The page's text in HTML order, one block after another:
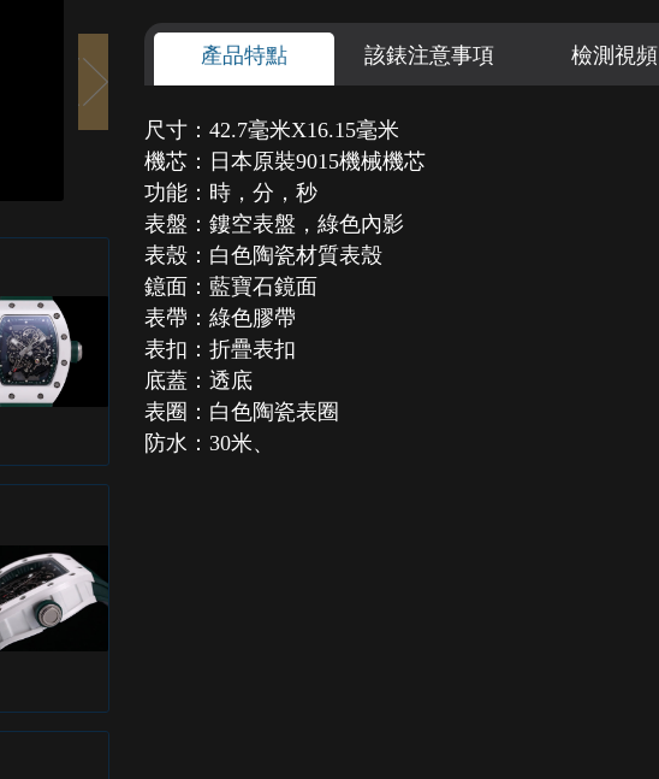
2 3 4 5
產品特點 該錶注意事項 檢測視頻
尺寸：42.7毫米X16.15毫米
機芯：日本原裝9015機械機芯
功能：時，分，秒
表盤：鏤空表盤，綠色內影
表殼：白色陶瓷材質表殼
鐿面：藍寶石鏡面
表帶：綠色膠帶
表扣：折疊表扣
底蓋：透底
表圈：白色陶瓷表圈
防水：30米、